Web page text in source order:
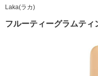
Laka(ラカ)
フルーティーグラムティ